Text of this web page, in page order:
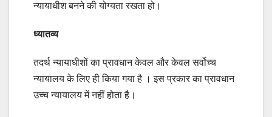
न्यायाधीश बनने की योग्यता रखता हो।
ध्यातव्य
तदर्थ न्यायाधीशों का प्रावधान केवल और केवल सर्वोच्च
न्यायालय के लिए ही किया गया है । इस प्रकार का प्रावधान
उच्च न्यायालय में नहीं होता है।